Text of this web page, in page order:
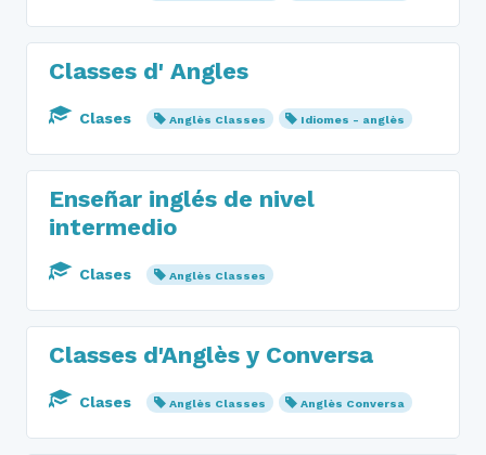
Classes d' Angles
Clases Anglès Classes Idiomes - anglès
Enseñar inglés de nivel
intermedio
Clases Anglès Classes
Classes d'Anglès y Conversa
Clases Anglès Classes Anglès Conversa